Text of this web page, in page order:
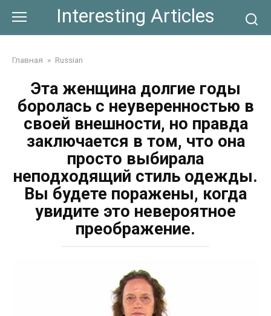
content
Interesting Articles
Главная » Russian
Эта женщина долгие годы
боролась с неуверенностью в
своей внешности, но правда
заключается в том, что она
просто выбирала
неподходящий стиль одежды.
Вы будете поражены, когда
увидите это невероятное
преображение.